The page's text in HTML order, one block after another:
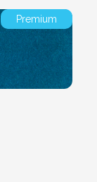
Premium